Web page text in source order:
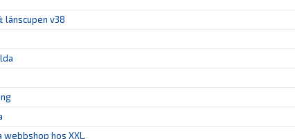
länscupen v38
webbshop hos XXL.